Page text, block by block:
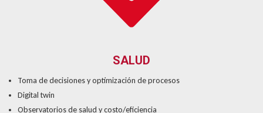
SALUD
Toma de decisiones y optimización de procesos
Digital twin
Observatorios de salud y costo/eficiencia